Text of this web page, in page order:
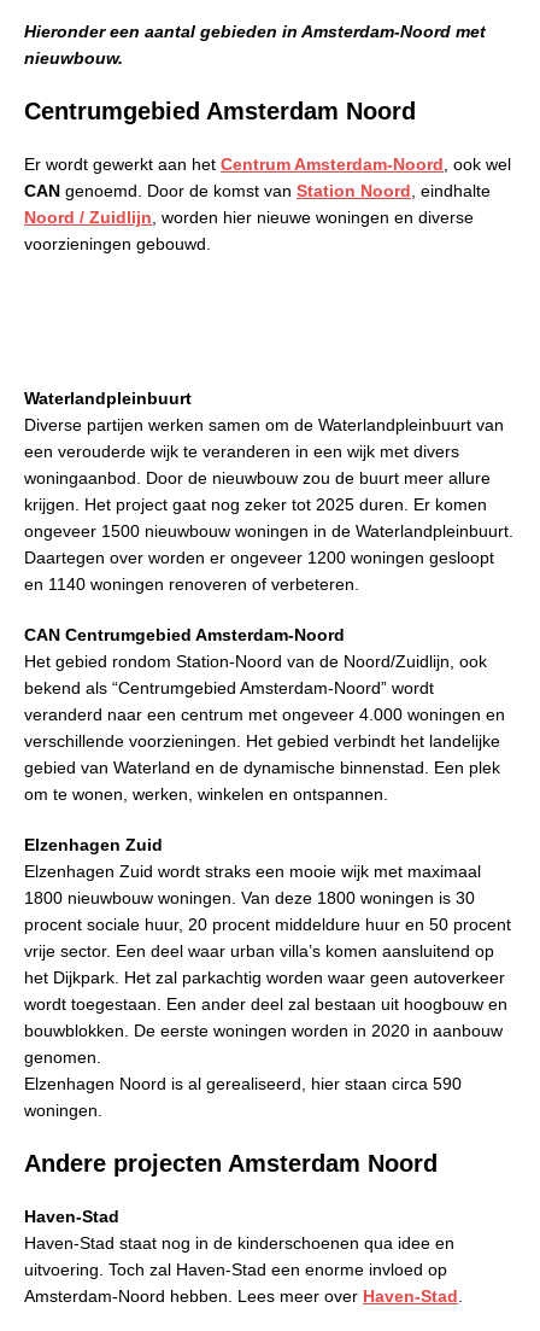
Hieronder een aantal gebieden in Amsterdam-Noord met
nieuwbouw.
Centrumgebied Amsterdam Noord
Er wordt gewerkt aan het Centrum Amsterdam-Noord , ook wel
CAN genoemd. Door de komst van Station Noord , eindhalte
Noord / Zuidlijn , worden hier nieuwe woningen en diverse
voorzieningen gebouwd.
Waterlandpleinbuurt
Diverse partijen werken samen om de Waterlandpleinbuurt van
een verouderde wijk te veranderen in een wijk met divers
woningaanbod. Door de nieuwbouw zou de buurt meer allure
krijgen. Het project gaat nog zeker tot 2025 duren. Er komen
ongeveer 1500 nieuwbouw woningen in de Waterlandpleinbuurt.
Daartegen over worden er ongeveer 1200 woningen gesloopt
en 1140 woningen renoveren of verbeteren.
CAN Centrumgebied Amsterdam-Noord
Het gebied rondom Station-Noord van de Noord/Zuidlijn, ook
bekend als “Centrumgebied Amsterdam-Noord” wordt
veranderd naar een centrum met ongeveer 4.000 woningen en
verschillende voorzieningen. Het gebied verbindt het landelijke
gebied van Waterland en de dynamische binnenstad. Een plek
om te wonen, werken, winkelen en ontspannen.
Elzenhagen Zuid
Elzenhagen Zuid wordt straks een mooie wijk met maximaal
1800 nieuwbouw woningen. Van deze 1800 woningen is 30
procent sociale huur, 20 procent middeldure huur en 50 procent
vrije sector. Een deel waar urban villa’s komen aansluitend op
het Dijkpark. Het zal parkachtig worden waar geen autoverkeer
wordt toegestaan. Een ander deel zal bestaan uit hoogbouw en
bouwblokken. De eerste woningen worden in 2020 in aanbouw
genomen.
Elzenhagen Noord is al gerealiseerd, hier staan circa 590
woningen.
Andere projecten Amsterdam Noord
Haven-Stad
Haven-Stad staat nog in de kinderschoenen qua idee en
uitvoering. Toch zal Haven-Stad een enorme invloed op
Amsterdam-Noord hebben. Lees meer over Haven-Stad